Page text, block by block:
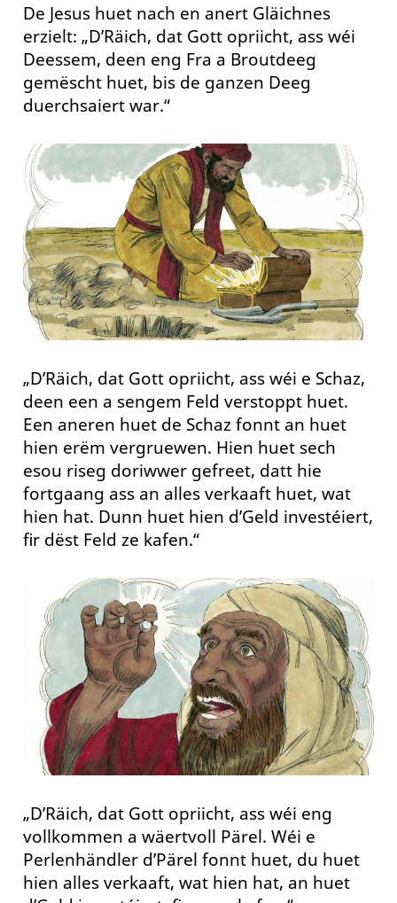
De Jesus huet nach en anert Gläichnes
erzielt: „D’Räich, dat Gott opriicht, ass wéi
Deessem, deen eng Fra a Broutdeeg
gemëscht huet, bis de ganzen Deeg
duerchsaiert war.“
„D’Räich, dat Gott opriicht, ass wéi e Schaz,
deen een a sengem Feld verstoppt huet.
Een aneren huet de Schaz fonnt an huet
hien erëm vergruewen. Hien huet sech
esou riseg doriwwer gefreet, datt hie
fortgaang ass an alles verkaaft huet, wat
hien hat. Dunn huet hien d’Geld investéiert,
fir dëst Feld ze kafen.“
„D’Räich, dat Gott opriicht, ass wéi eng
vollkommen a wäertvoll Pärel. Wéi e
Perlenhändler d’Pärel fonnt huet, du huet
hien alles verkaaft, wat hien hat, an huet